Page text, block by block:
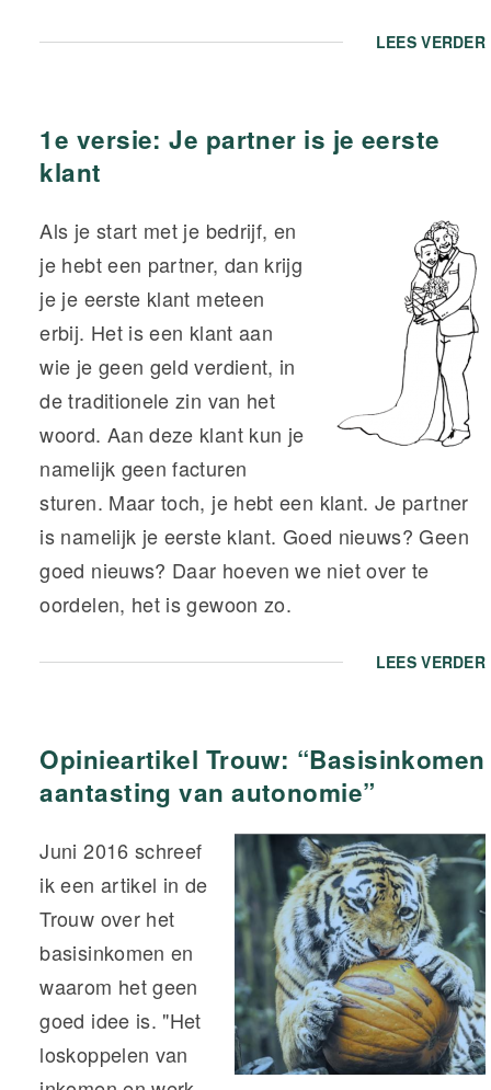
LEES VERDER
1e versie: Je partner is je eerste
klant
Als je start met je bedrijf, en
je hebt een partner, dan krijg
je je eerste klant meteen
erbij. Het is een klant aan
wie je geen geld verdient, in
de traditionele zin van het
woord. Aan deze klant kun je
namelijk geen facturen
sturen. Maar toch, je hebt een klant. Je partner
is namelijk je eerste klant. Goed nieuws? Geen
goed nieuws? Daar hoeven we niet over te
oordelen, het is gewoon zo.
LEES VERDER
Opinieartikel Trouw: “Basisinkomen
aantasting van autonomie”
Juni 2016 schreef
ik een artikel in de
Trouw over het
basisinkomen en
waarom het geen
goed idee is. "Het
loskoppelen van